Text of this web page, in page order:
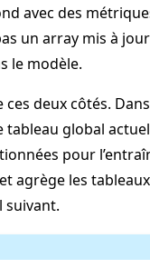
avec des
un array mis à
le modèle.
deux côtés.
tableau global
pour
agrège les
suivant.